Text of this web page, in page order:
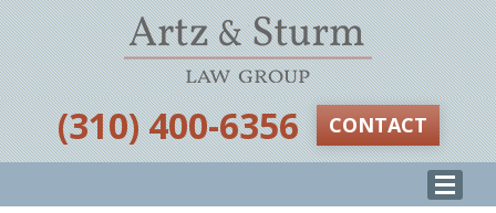
‪(310) 400-6356‬ CONTACT